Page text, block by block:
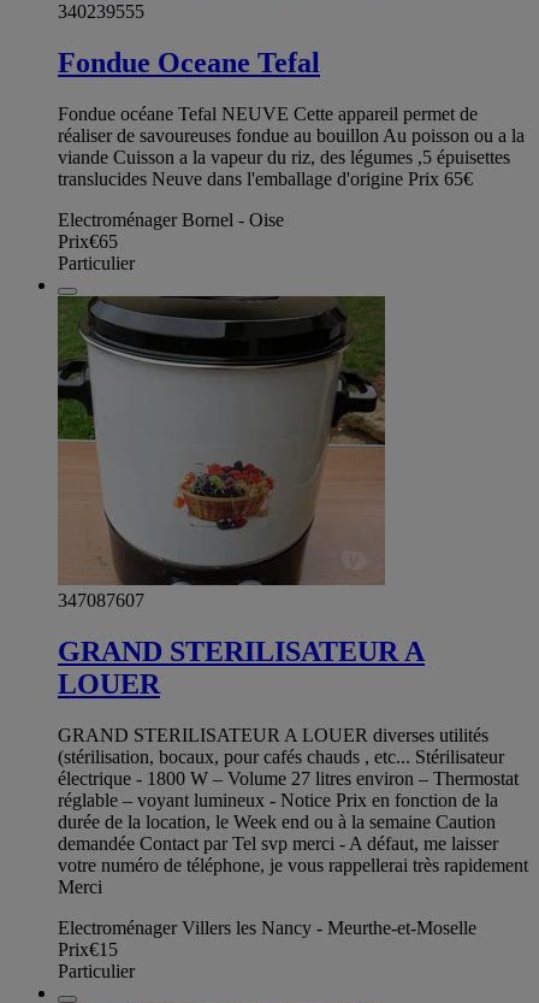
340239555
Fondue Oceane Tefal
Fondue océane Tefal NEUVE Cette appareil permet de
réaliser de savoureuses fondue au bouillon Au poisson ou a la
viande Cuisson a la vapeur du riz, des légumes ,5 épuisettes
translucides Neuve dans l'emballage d'origine Prix 65€
Electroménager Bornel - Oise
Prix€65
Particulier
347087607
GRAND STERILISATEUR A
LOUER
GRAND STERILISATEUR A LOUER diverses utilités
(stérilisation, bocaux, pour cafés chauds , etc... Stérilisateur
électrique - 1800 W – Volume 27 litres environ – Thermostat
réglable – voyant lumineux - Notice Prix en fonction de la
durée de la location, le Week end ou à la semaine Caution
demandée Contact par Tel svp merci - A défaut, me laisser
votre numéro de téléphone, je vous rappellerai très rapidement
Merci
Electroménager Villers les Nancy - Meurthe-et-Moselle
Prix€15
Particulier